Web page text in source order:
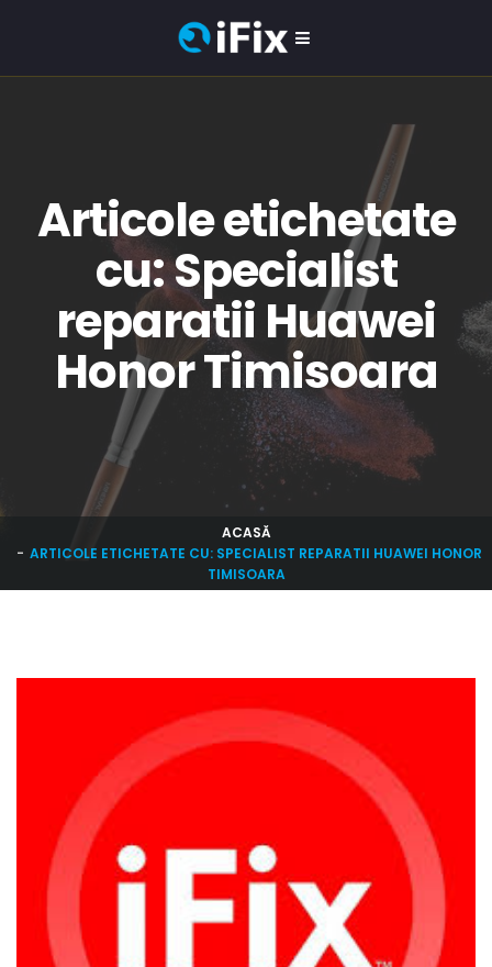
Articole etichetate
cu: Specialist
reparatii Huawei
Honor Timisoara
ACASĂ
ARTICOLE ETICHETATE CU: SPECIALIST REPARATII HUAWEI HONOR
TIMISOARA